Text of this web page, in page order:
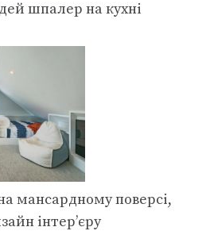
шпалер на кухні
мансардному поверсі,
інтер’єру